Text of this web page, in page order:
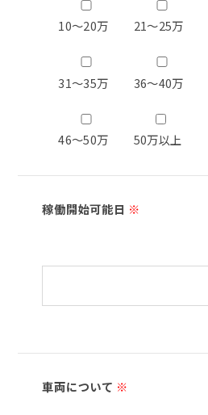
10～20万 21～25万
31～35万 36～40万
46～50万 50万以上
稼働開始可能日 ※
車両について ※